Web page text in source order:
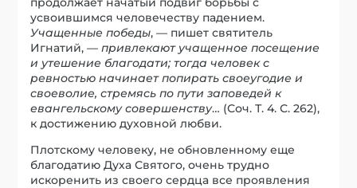
усвоившимся человечеству падением.
Учащенные победы, — пишет святитель
Игнатий, —привлекают учащенное посещение
и утешение благодати; тогда человек с
ревностью начинает попирать своеугодие и
своеволие, стремясь по пути заповедей к
евангельскому совершенству… (Соч. Т. 4. С. 262),
к достижению духовной любви.
Плотскому человеку, не обновленному еще
благодатию Духа Святого, очень трудно
искоренить из своего сердца все проявления